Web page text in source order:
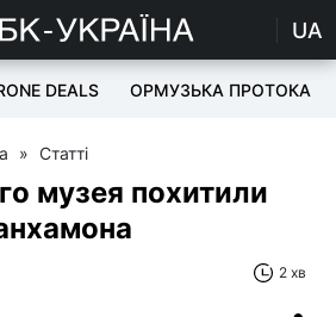
UA
DEALS ОРМУЗЬКА ПРОТОКА
» Статті
музея похитили
2 хв